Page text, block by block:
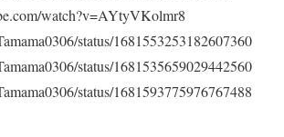
watch?v=AYtyVKolmr8
status/1681553253182607360
status/1681535659029442560
status/1681593775976767488